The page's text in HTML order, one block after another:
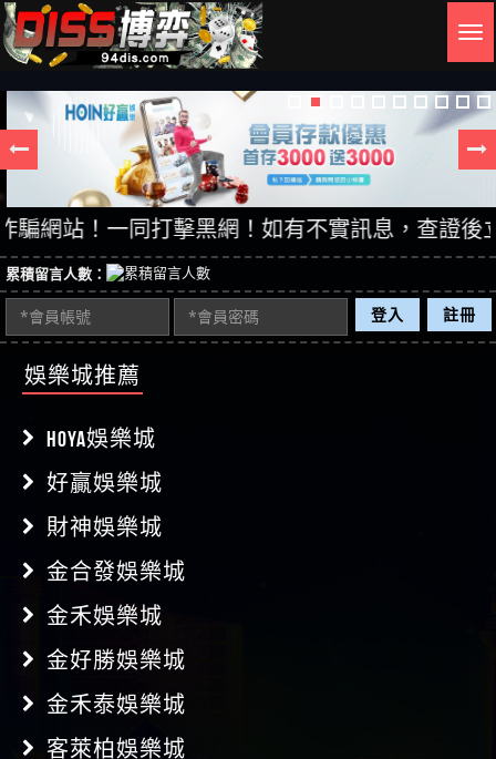
一同打擊黑網！如有不實訊息，查證後立即刪除
累積留言人數：
登入 註冊
娛樂城推薦
HOYA娛樂城
好贏娛樂城
財神娛樂城
金合發娛樂城
金禾娛樂城
金好勝娛樂城
金禾泰娛樂城
客萊柏娛樂城